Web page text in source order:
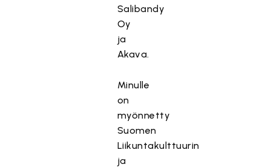
Salibandy
Oy
ja
Akava.
Minulle
on
myönnetty
Suomen
Liikuntakulttuurin
ja